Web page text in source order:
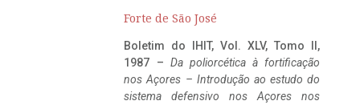
Forte de São José
Boletim do IHIT, Vol. XLV, Tomo II,
1987 – Da poliorcética à fortificação
nos Açores – Introdução ao estudo do
sistema defensivo nos Açores nos